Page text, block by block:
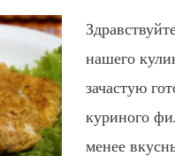
нашего
зачастую
куриного
менее